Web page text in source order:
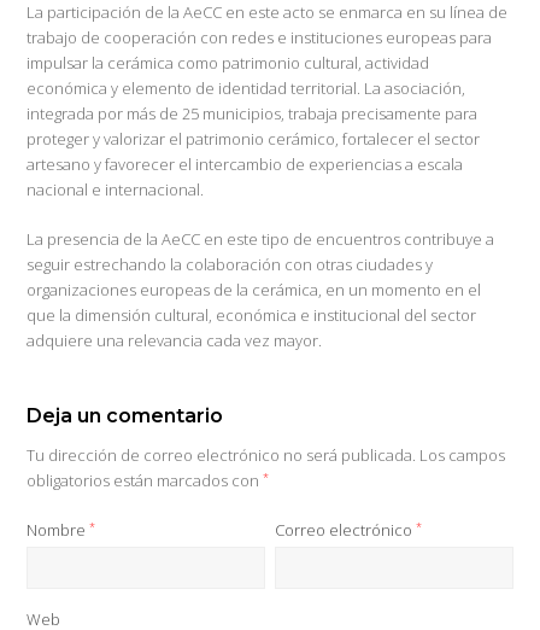
La participación de la AeCC en este acto se enmarca en su línea de
trabajo de cooperación con redes e instituciones europeas para
impulsar la cerámica como patrimonio cultural, actividad
económica y elemento de identidad territorial. La asociación,
integrada por más de 25 municipios, trabaja precisamente para
proteger y valorizar el patrimonio cerámico, fortalecer el sector
artesano y favorecer el intercambio de experiencias a escala
nacional e internacional.
La presencia de la AeCC en este tipo de encuentros contribuye a
seguir estrechando la colaboración con otras ciudades y
organizaciones europeas de la cerámica, en un momento en el
que la dimensión cultural, económica e institucional del sector
adquiere una relevancia cada vez mayor.
Deja un comentario
Tu dirección de correo electrónico no será publicada. Los campos
obligatorios están marcados con*
Nombre* Correo electrónico*
Web